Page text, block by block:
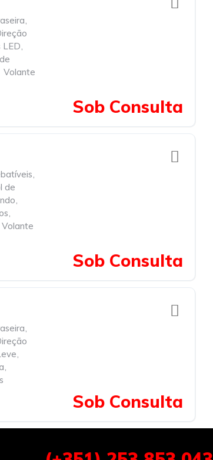
,
LED,
Volante
Sob Consulta
,
de
,
,
Volante
Sob Consulta
,
,
,
Sob Consulta